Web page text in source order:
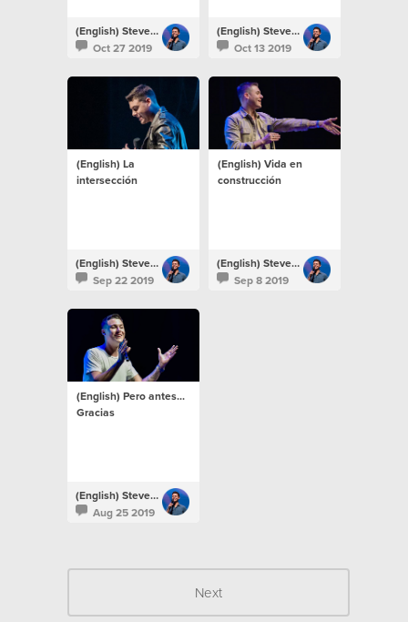
(English) Steven Richards
Oct 27 2019
(English) Steven Richards
Oct 13 2019
(English) La
intersección
(English) Steven Richards
Sep 22 2019
(English) Vida en
construcción
(English) Steven Richards
Sep 8 2019
(English) Pero antes...
Gracias
(English) Steven Richards
Aug 25 2019
Next